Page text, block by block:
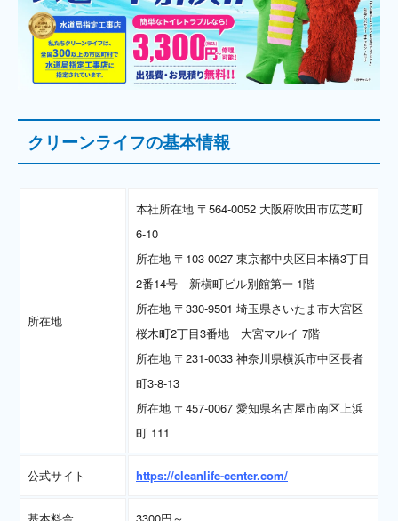
クリーンライフの基本情報
所在地
本社所在地 〒564-0052 大阪府吹田市広芝町
6-10
所在地 〒103-0027 東京都中央区日本橋3丁目
2番14号 新槇町ビル別館第一 1階
所在地 〒330-9501 埼玉県さいたま市大宮区
桜木町2丁目3番地 大宮マルイ 7階
所在地 〒231-0033 神奈川県横浜市中区長者
町3-8-13
所在地 〒457-0067 愛知県名古屋市南区上浜
町 111
公式サイト https://cleanlife-center.com/